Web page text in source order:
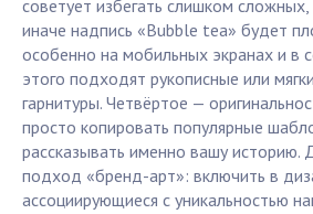
советует избегать слишком
иначе надпись «Bubble tea» будет
особенно на мобильных экранах и в
этого подходят рукописные или
гарнитуры. Четвёртое —
просто копировать популярные
рассказывать именно вашу историю.
подход «бренд-арт»: включить в
ассоциирующиеся с уникальностью